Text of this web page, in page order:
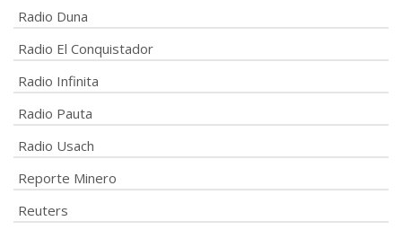
Radio Duna
Radio El Conquistador
Radio Infinita
Radio Pauta
Radio Usach
Reporte Minero
Reuters